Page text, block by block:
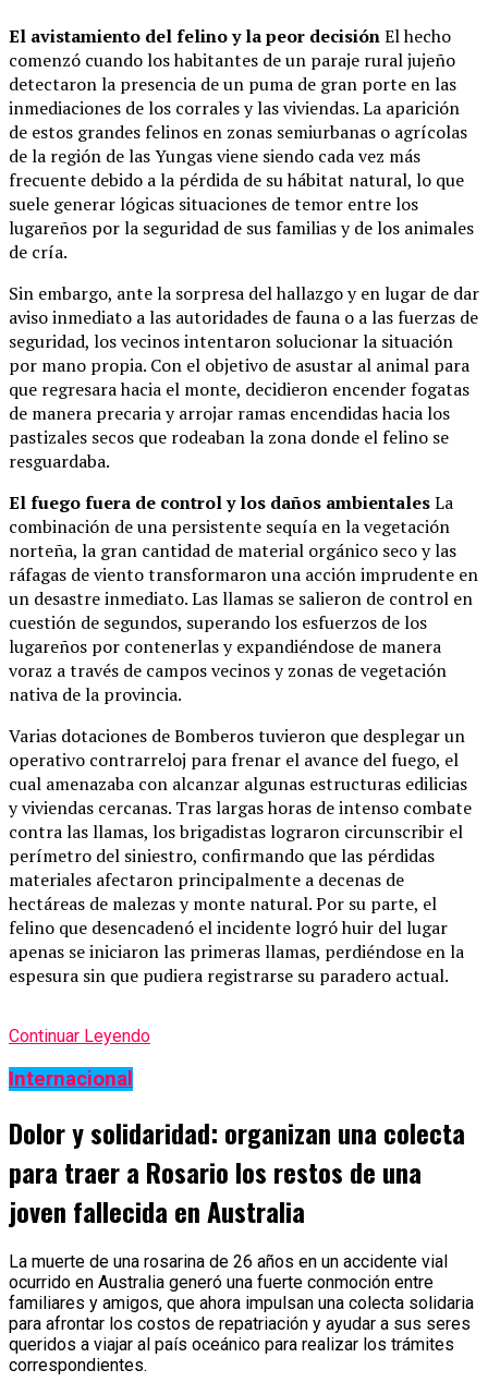
El avistamiento del felino y la peor decisiónEl hecho
comenzó cuando los habitantes de un paraje rural jujeño
detectaron la presencia de un puma de gran porte en las
inmediaciones de los corrales y las viviendas. La aparición
de estos grandes felinos en zonas semiurbanas o agrícolas
de la región de las Yungas viene siendo cada vez más
frecuente debido a la pérdida de su hábitat natural, lo que
suele generar lógicas situaciones de temor entre los
lugareños por la seguridad de sus familias y de los animales
de cría.
Sin embargo, ante la sorpresa del hallazgo y en lugar de dar
aviso inmediato a las autoridades de fauna o a las fuerzas de
seguridad, los vecinos intentaron solucionar la situación
por mano propia. Con el objetivo de asustar al animal para
que regresara hacia el monte, decidieron encender fogatas
de manera precaria y arrojar ramas encendidas hacia los
pastizales secos que rodeaban la zona donde el felino se
resguardaba.
El fuego fuera de control y los daños ambientalesLa
combinación de una persistente sequía en la vegetación
norteña, la gran cantidad de material orgánico seco y las
ráfagas de viento transformaron una acción imprudente en
un desastre inmediato. Las llamas se salieron de control en
cuestión de segundos, superando los esfuerzos de los
lugareños por contenerlas y expandiéndose de manera
voraz a través de campos vecinos y zonas de vegetación
nativa de la provincia.
Varias dotaciones de Bomberos tuvieron que desplegar un
operativo contrarreloj para frenar el avance del fuego, el
cual amenazaba con alcanzar algunas estructuras edilicias
y viviendas cercanas. Tras largas horas de intenso combate
contra las llamas, los brigadistas lograron circunscribir el
perímetro del siniestro, confirmando que las pérdidas
materiales afectaron principalmente a decenas de
hectáreas de malezas y monte natural. Por su parte, el
felino que desencadenó el incidente logró huir del lugar
apenas se iniciaron las primeras llamas, perdiéndose en la
espesura sin que pudiera registrarse su paradero actual.
Continuar Leyendo
Internacional
Dolor y solidaridad: organizan una colecta
para traer a Rosario los restos de una
joven fallecida en Australia
La muerte de una rosarina de 26 años en un accidente vial
ocurrido en Australia generó una fuerte conmoción entre
familiares y amigos, que ahora impulsan una colecta solidaria
para afrontar los costos de repatriación y ayudar a sus seres
queridos a viajar al país oceánico para realizar los trámites
correspondientes.